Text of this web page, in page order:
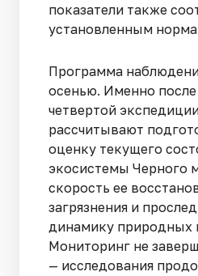
показатели также
установленным
Программа
осенью. Именно
четвертой
рассчитывают
оценку текущего
экосистемы Черного
скорость ее
загрязнения и
динамику природных
Мониторинг не
— исследования